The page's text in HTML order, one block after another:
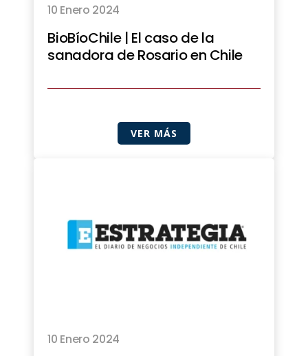
10 Enero 2024
BioBíoChile | El caso de la
sanadora de Rosario en Chile
VER MÁS
10 Enero 2024